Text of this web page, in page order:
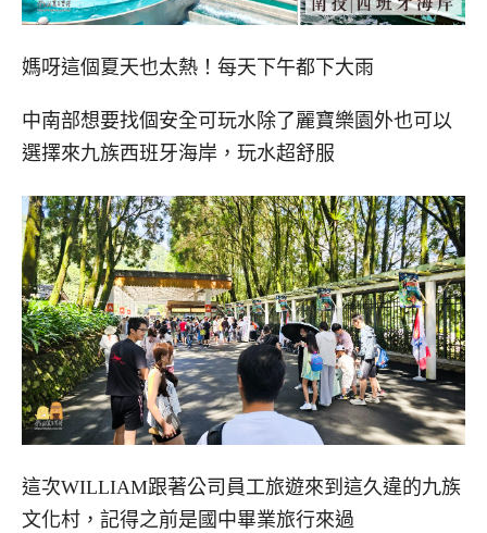
媽呀這個夏天也太熱！每天下午都下大雨
中南部想要找個安全可玩水除了麗寶樂園外也可以
選擇來九族西班牙海岸，玩水超舒服
這次WILLIAM跟著公司員工旅遊來到這久違的九族
文化村，記得之前是國中畢業旅行來過